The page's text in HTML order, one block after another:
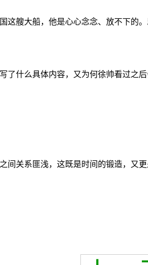
这艘大船，他是心心念念、放不下的
了什么具体内容，又为何徐帅看过之后
间关系匪浅，这既是时间的锻造，又更